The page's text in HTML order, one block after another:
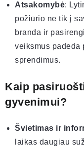
Atsakomybė:
požiūrio ne tik į
branda ir
veiksmus padeda
sprendimus.
Kaip
gyvenimui?
Švietimas ir
laikas daugiau